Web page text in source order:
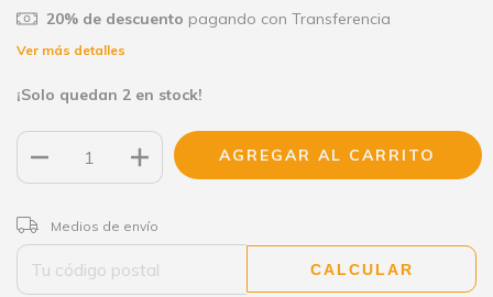
20% de descuento pagando con Transferencia
Ver más detalles
¡Solo quedan 2 en stock!
Entregas para el CP:
Medios de envío
CALCULAR